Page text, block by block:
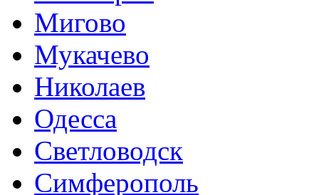
Мигово
Мукачево
Николаев
Одесса
Светловодск
Симферополь